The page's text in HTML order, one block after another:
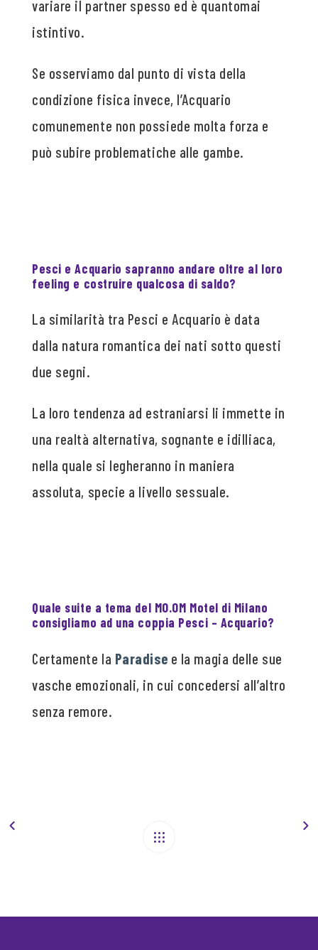
variare il partner spesso ed è quantomai
istintivo.
Se osserviamo dal punto di vista della
condizione fisica invece, l’Acquario
comunemente non possiede molta forza e
può subire problematiche alle gambe.
Pesci e Acquario sapranno andare oltre al loro
feeling e costruire qualcosa di saldo?
La similarità tra Pesci e Acquario è data
dalla natura romantica dei nati sotto questi
due segni.
La loro tendenza ad estraniarsi li immette in
una realtà alternativa, sognante e idilliaca,
nella quale si legheranno in maniera
assoluta, specie a livello sessuale.
Quale suite a tema del MO.OM Motel di Milano
consigliamo ad una coppia Pesci – Acquario?
Certamente la Paradise e la magia delle sue
vasche emozionali, in cui concedersi all’altro
senza remore.